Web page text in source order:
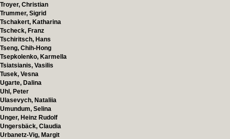
Troyer, Christian
Trummer, Sigrid
Tschakert, Katharina
Tscheck, Franz
Tschiritsch, Hans
Tseng, Chih-Hong
Tsepkolenko, Karmella
Tsiatsianis, Vasilis
Tusek, Vesna
Ugarte, Dalina
Uhl, Peter
Ulasevych, Nataliia
Umundum, Selina
Unger, Heinz Rudolf
Ungersbäck, Claudia
Urbanetz-Vig, Margit